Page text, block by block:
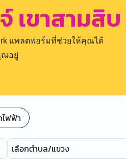
เขาสามสิบ
แพลตฟอร์มที่ช่วยให้คุณได้
ณอยู่
ฟฟ้า
เลือกตำบล/แขวง